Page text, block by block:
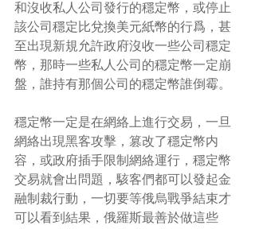
和沒收私人公司發行的穩定幣，或停止
該公司穩定比兌換美元紙幣的行爲，甚
至出現新規允許政府沒收一些公司穩定
幣，那時一些私人公司的穩定幣一定崩
盤，誰持有那個公司的穩定幣誰倒霉。
穩定幣一定是在網絡上進行交易，一旦
網絡出現黑客攻擊，篡改了穩定幣内
容，或政府插手限制網絡運行，穩定幣
交易就會出問題，駭客們都可以發起金
融制裁行動，一切要等俄烏戰爭結束才
可以看到結果，俄羅斯最善於做這些